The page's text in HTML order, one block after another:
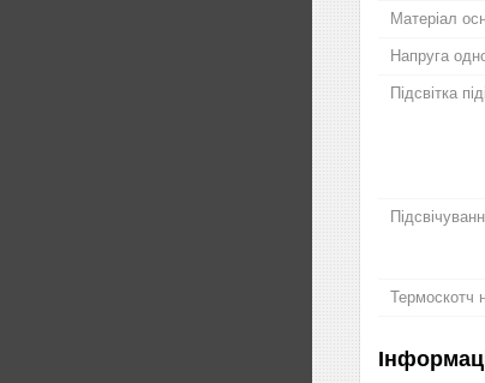
Матеріал
Напруга
Підсвітка
Термоскотч